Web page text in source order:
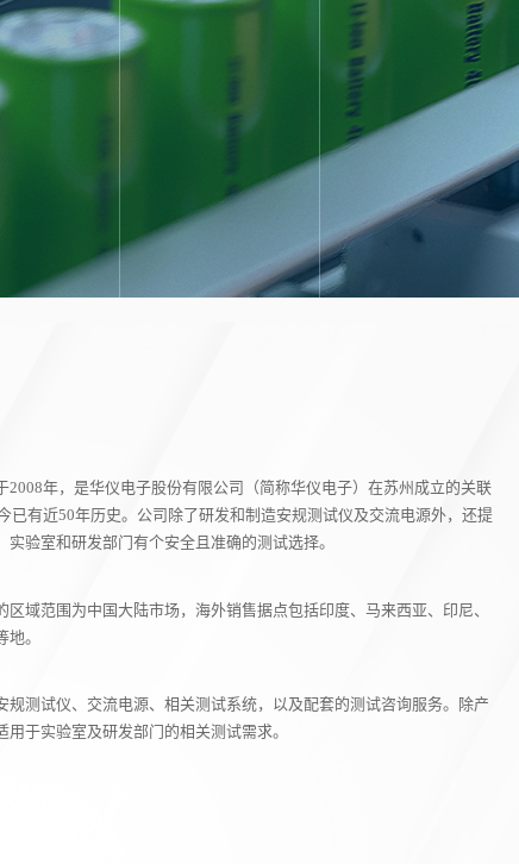
2008年，是华仪电子股份有限公司（简称华仪电子）在苏州成立的关联
已有近50年历史。公司除了研发和制造安规测试仪及交流电源外，还提
验室和研发部门有个安全且准确的测试选择。
域范围为中国大陆市场，海外销售据点包括印度、马来西亚、印尼、
。
规测试仪、交流电源、相关测试系统，以及配套的测试咨询服务。除产
于实验室及研发部门的相关测试需求。